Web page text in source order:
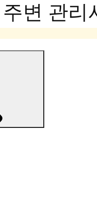
변 관